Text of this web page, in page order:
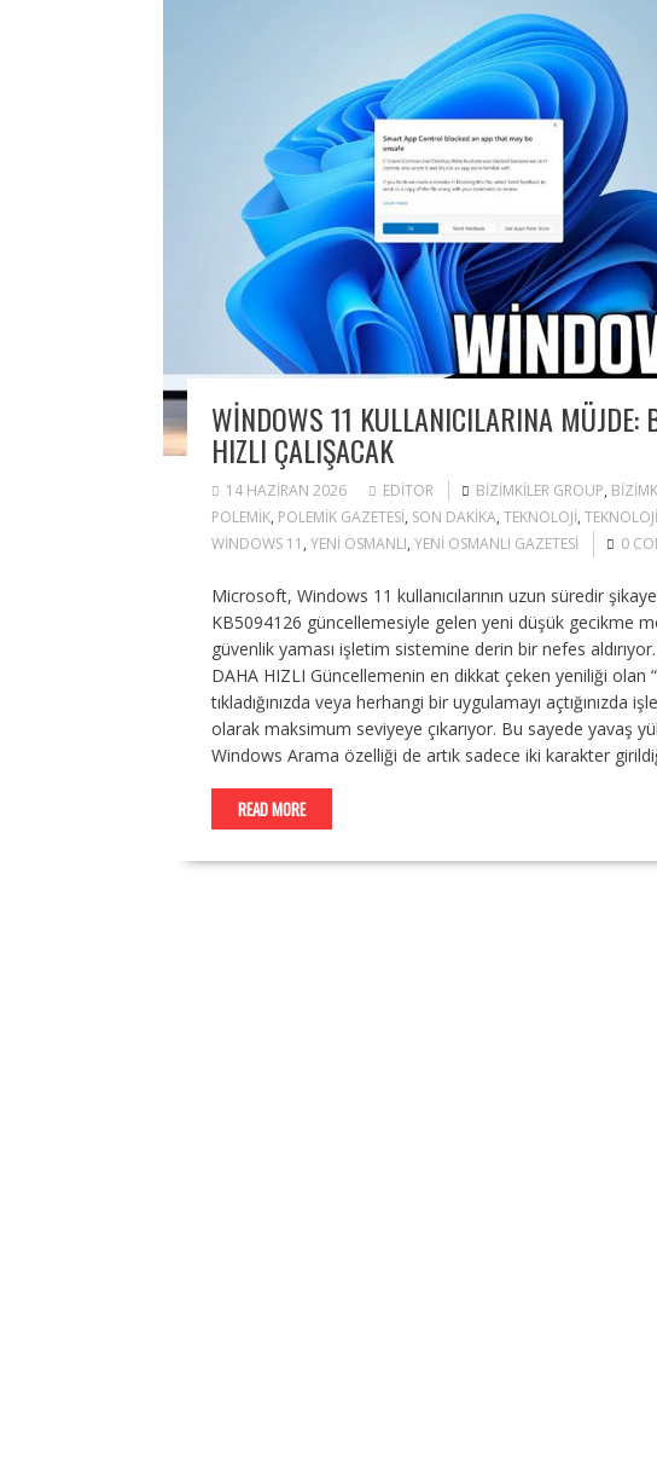
WINDOWS 11 KULLANICILARINA MÜJDE:
HIZLI ÇALIŞACAK
14 HAZIRAN 2026 EDITOR BIZIMKILER GROUP,
POLEMIK, POLEMIK GAZETESI, SON DAKIKA, TEKNOLOJI,
WINDOWS 11 , YENI OSMANLI, YENI OSMANLI GAZETESI 0
Microsoft, Windows 11 kullanıcılarının uzun süredir
KB5094126 güncellemesiyle gelen yeni düşük gecikme
güvenlik yaması işletim sistemine derin bir nefes
DAHA HIZLI Güncellemenin en dikkat çeken yeniliği olan
tıkladığınızda veya herhangi bir uygulamayı açtığınızda
olarak maksimum seviyeye çıkarıyor. Bu sayede yavaş
Windows Arama özelliği de artık sadece iki karakter
READ MORE